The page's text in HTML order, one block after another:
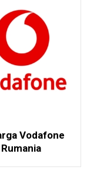
Vodafone
Rumania